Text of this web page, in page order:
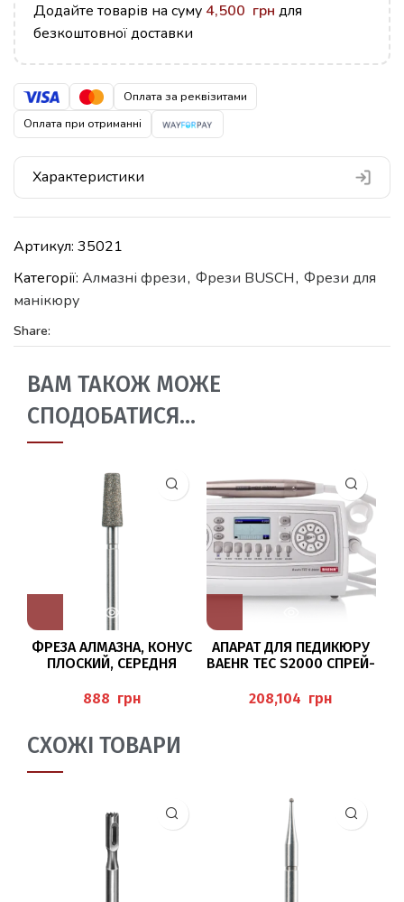
Додайте товарів на суму 4,500 грн для
безкоштовної доставки
Оплата за реквізитами
Оплата при отриманні
Характеристики
Артикул: 35021
Категорії: Алмазні фрези, Фрези BUSCH, Фрези для
манікюру
Share:
ВАМ ТАКОЖ МОЖЕ
СПОДОБАТИСЯ…
ФРЕЗА АЛМАЗНА, КОНУС
ПЛОСКИЙ, СЕРЕДНЯ
BAEHR
грн
АПАРАТ ДЛЯ ПЕДИКЮРУ
BAEHR TEC S2000 СПРЕЙ-
грн
СХОЖІ ТОВАРИ